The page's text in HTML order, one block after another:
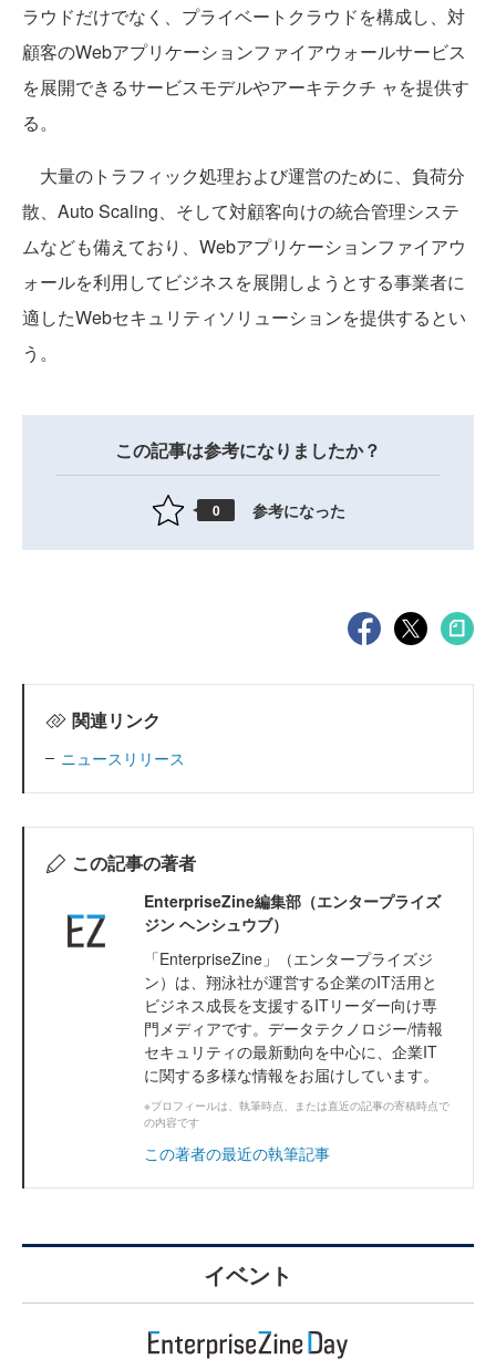
ラウドだけでなく、プライベートクラウドを構成し、対
顧客のWebアプリケーションファイアウォールサービス
を展開できるサービスモデルやアーキテクチ ャを提供す
る。
大量のトラフィック処理および運営のために、負荷分
散、Auto Scaling、そして対顧客向けの統合管理システ
ムなども備えており、Webアプリケーションファイアウ
ォールを利用してビジネスを展開しようとする事業者に
適したWebセキュリティソリューションを提供するとい
う。
この記事は参考になりましたか？
0 参考になった
関連リンク
ニュースリリース
この記事の著者
EnterpriseZine編集部（エンタープライズ
ジン ヘンシュウブ）
「EnterpriseZine」（エンタープライズジ
ン）は、翔泳社が運営する企業のIT活用と
ビジネス成長を支援するITリーダー向け専
門メディアです。データテクノロジー/情報
セキュリティの最新動向を中心に、企業IT
に関する多様な情報をお届けしています。
※プロフィールは、執筆時点、または直近の記事の寄稿時点で
の内容です
この著者の最近の執筆記事
イベント